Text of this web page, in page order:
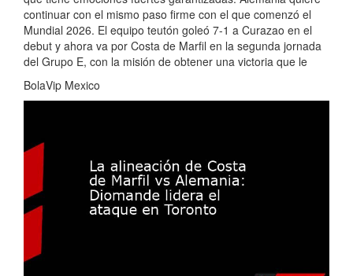
continuar con el mismo paso firme con el que comenzó el
Mundial 2026. El equipo teutón goleó 7-1 a Curazao en el
debut y ahora va por Costa de Marfil en la segunda jornada
del Grupo E, con la misión de obtener una victoria que le
BolaVip Mexico